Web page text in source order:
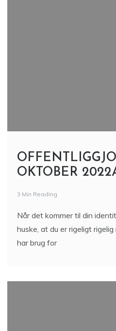
OKTOBER
3 Min Reading
Når det kommer til din
huske, at du er rigeligt
har brug for